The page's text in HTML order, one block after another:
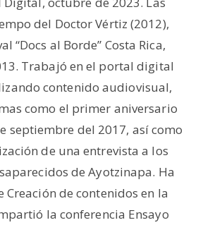
del Doctor Vértiz (2012),
“Docs al Borde” Costa Rica,
Trabajó en el portal digital
contenido audiovisual,
como el primer aniversario
septiembre del 2017, así como
de una entrevista a los
de Ayotzinapa. Ha
de contenidos en la
la conferencia Ensayo